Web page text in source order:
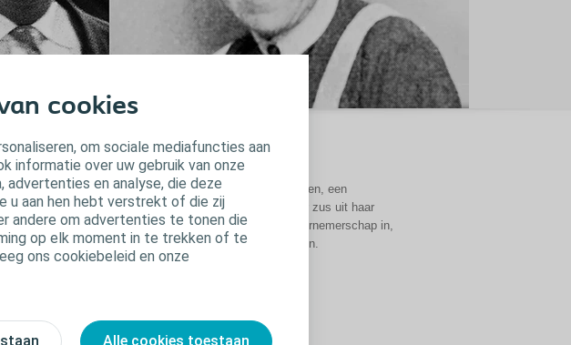
cookies
om sociale mediafuncties aan
informatie over uw gebruik van onze
en analyse, die deze
u aan hen hebt verstrekt of die zij
andere om advertenties te tonen die
op elk moment in te trekken of te
ons cookiebeleid en onze
Alle cookies toestaan
van de mensen die het opgericht hebben. Elise Sørensen, een
uit,omdat ze vastbesloten was om haar zus uit haar
Johanne zetten hun technische vaardigheden en ondernemerschap in,
richtten zij in 1957 Coloplast op in Denemarken.
aandoening nog vaak geïsoleerd.